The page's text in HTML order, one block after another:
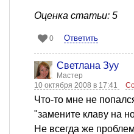
Оценка статьи: 5
0 Ответить
Светлана Зуу
Мастер
10 октября 2008 в 17:41
Что-то мне не
"замените клаву на
Не всегда же